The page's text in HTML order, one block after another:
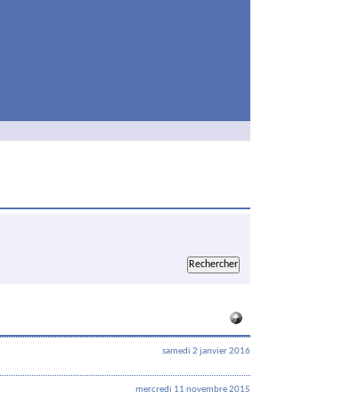
samedi 2 janvier 2016
mercredi 11 novembre 2015